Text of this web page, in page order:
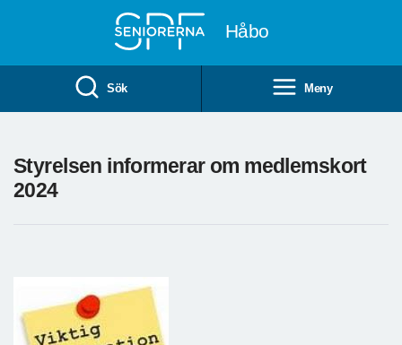
Håbo
Sök Meny
Styrelsen informerar om medlemskort
2024